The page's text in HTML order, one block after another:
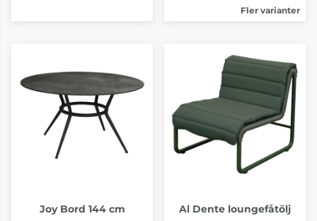
Fler varianter
Joy Bord 144 cm Al Dente loungefåtölj